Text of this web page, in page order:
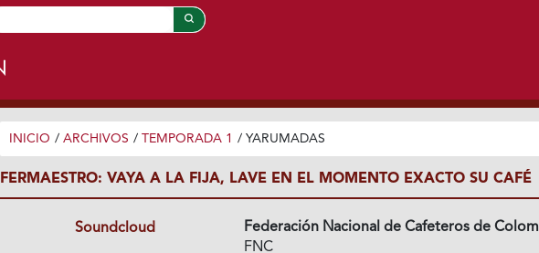
INICIO / ARCHIVOS / TEMPORADA 1 / YARUMADAS
FERMAESTRO: VAYA A LA FIJA, LAVE EN EL MOMENTO EXACTO SU CAFÉ
Soundcloud
Federación Nacional de Cafeteros de
FNC